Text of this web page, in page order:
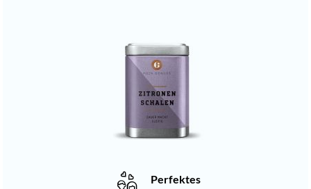
Perfektes